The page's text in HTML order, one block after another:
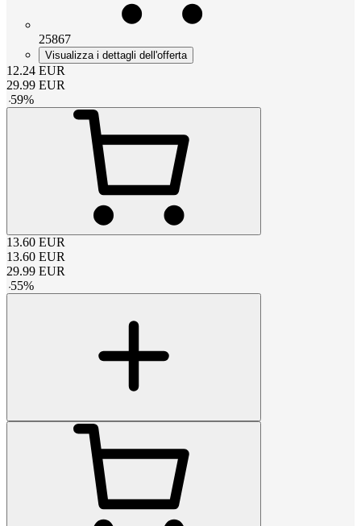
25867
Visualizza i dettagli dell'offerta
12.24 EUR
29.99 EUR
-59%
13.60 EUR
13.60 EUR
29.99 EUR
-55%